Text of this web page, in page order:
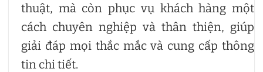
thuật, mà còn phục vụ khách hàng một
cách chuyên nghiệp và thân thiện, giúp
giải đáp mọi thắc mắc và cung cấp thông
tin chi tiết.